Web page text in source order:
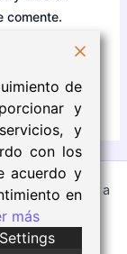
comente.
gracias a
de
y
y
con los
acuerdo y
en
más